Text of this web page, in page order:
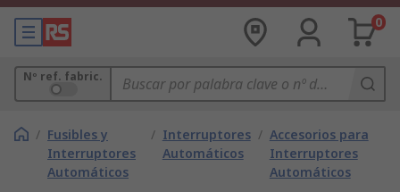
0
Nº ref. fabric.
/ Fusibles y
Interruptores
Automáticos
/ Interruptores
Automáticos
/ Accesorios para
Interruptores
Automáticos